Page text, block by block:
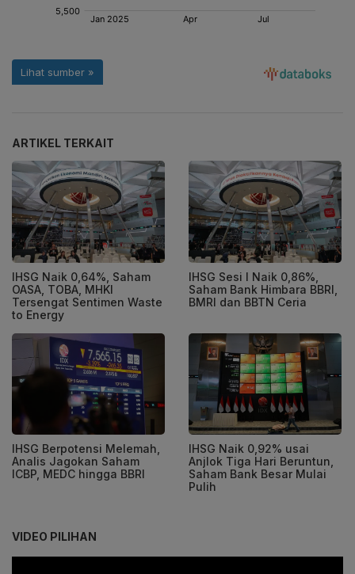
ARTIKEL TERKAIT
IHSG Naik 0,64%, Saham
OASA, TOBA, MHKI
Tersengat Sentimen Waste
to Energy
IHSG Sesi I Naik 0,86%,
Saham Bank Himbara BBRI,
BMRI dan BBTN Ceria
IHSG Berpotensi Melemah,
Analis Jagokan Saham
ICBP, MEDC hingga BBRI
IHSG Naik 0,92% usai
Anjlok Tiga Hari Beruntun,
Saham Bank Besar Mulai
Pulih
VIDEO PILIHAN